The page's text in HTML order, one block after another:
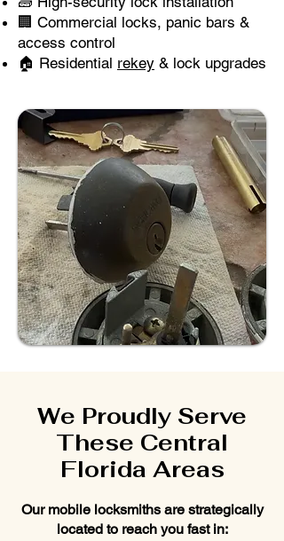
🏢 Commercial locks, panic bars &
access control
🏠 Residential rekey & lock upgrades
We Proudly Serve
These Central
Florida Areas
Our mobile locksmiths are strategically
located to reach you fast in: